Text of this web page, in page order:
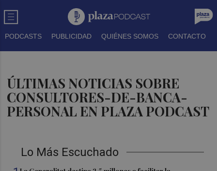
PODCASTS PUBLICIDAD QUIÉNES SOMOS CONTACTO
ÚLTIMAS NOTICIAS SOBRE
CONSULTORES-DE-BANCA-
PERSONAL EN PLAZA PODCAST
Lo Más Escuchado